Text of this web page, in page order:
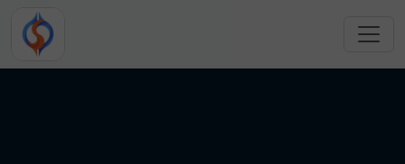
跳转到主要内容